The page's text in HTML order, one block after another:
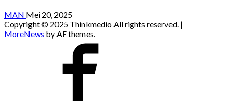
MAN Mei 20, 2025
Copyright © 2025 Thinkmedio All rights reserved. |
MoreNews by AF themes.